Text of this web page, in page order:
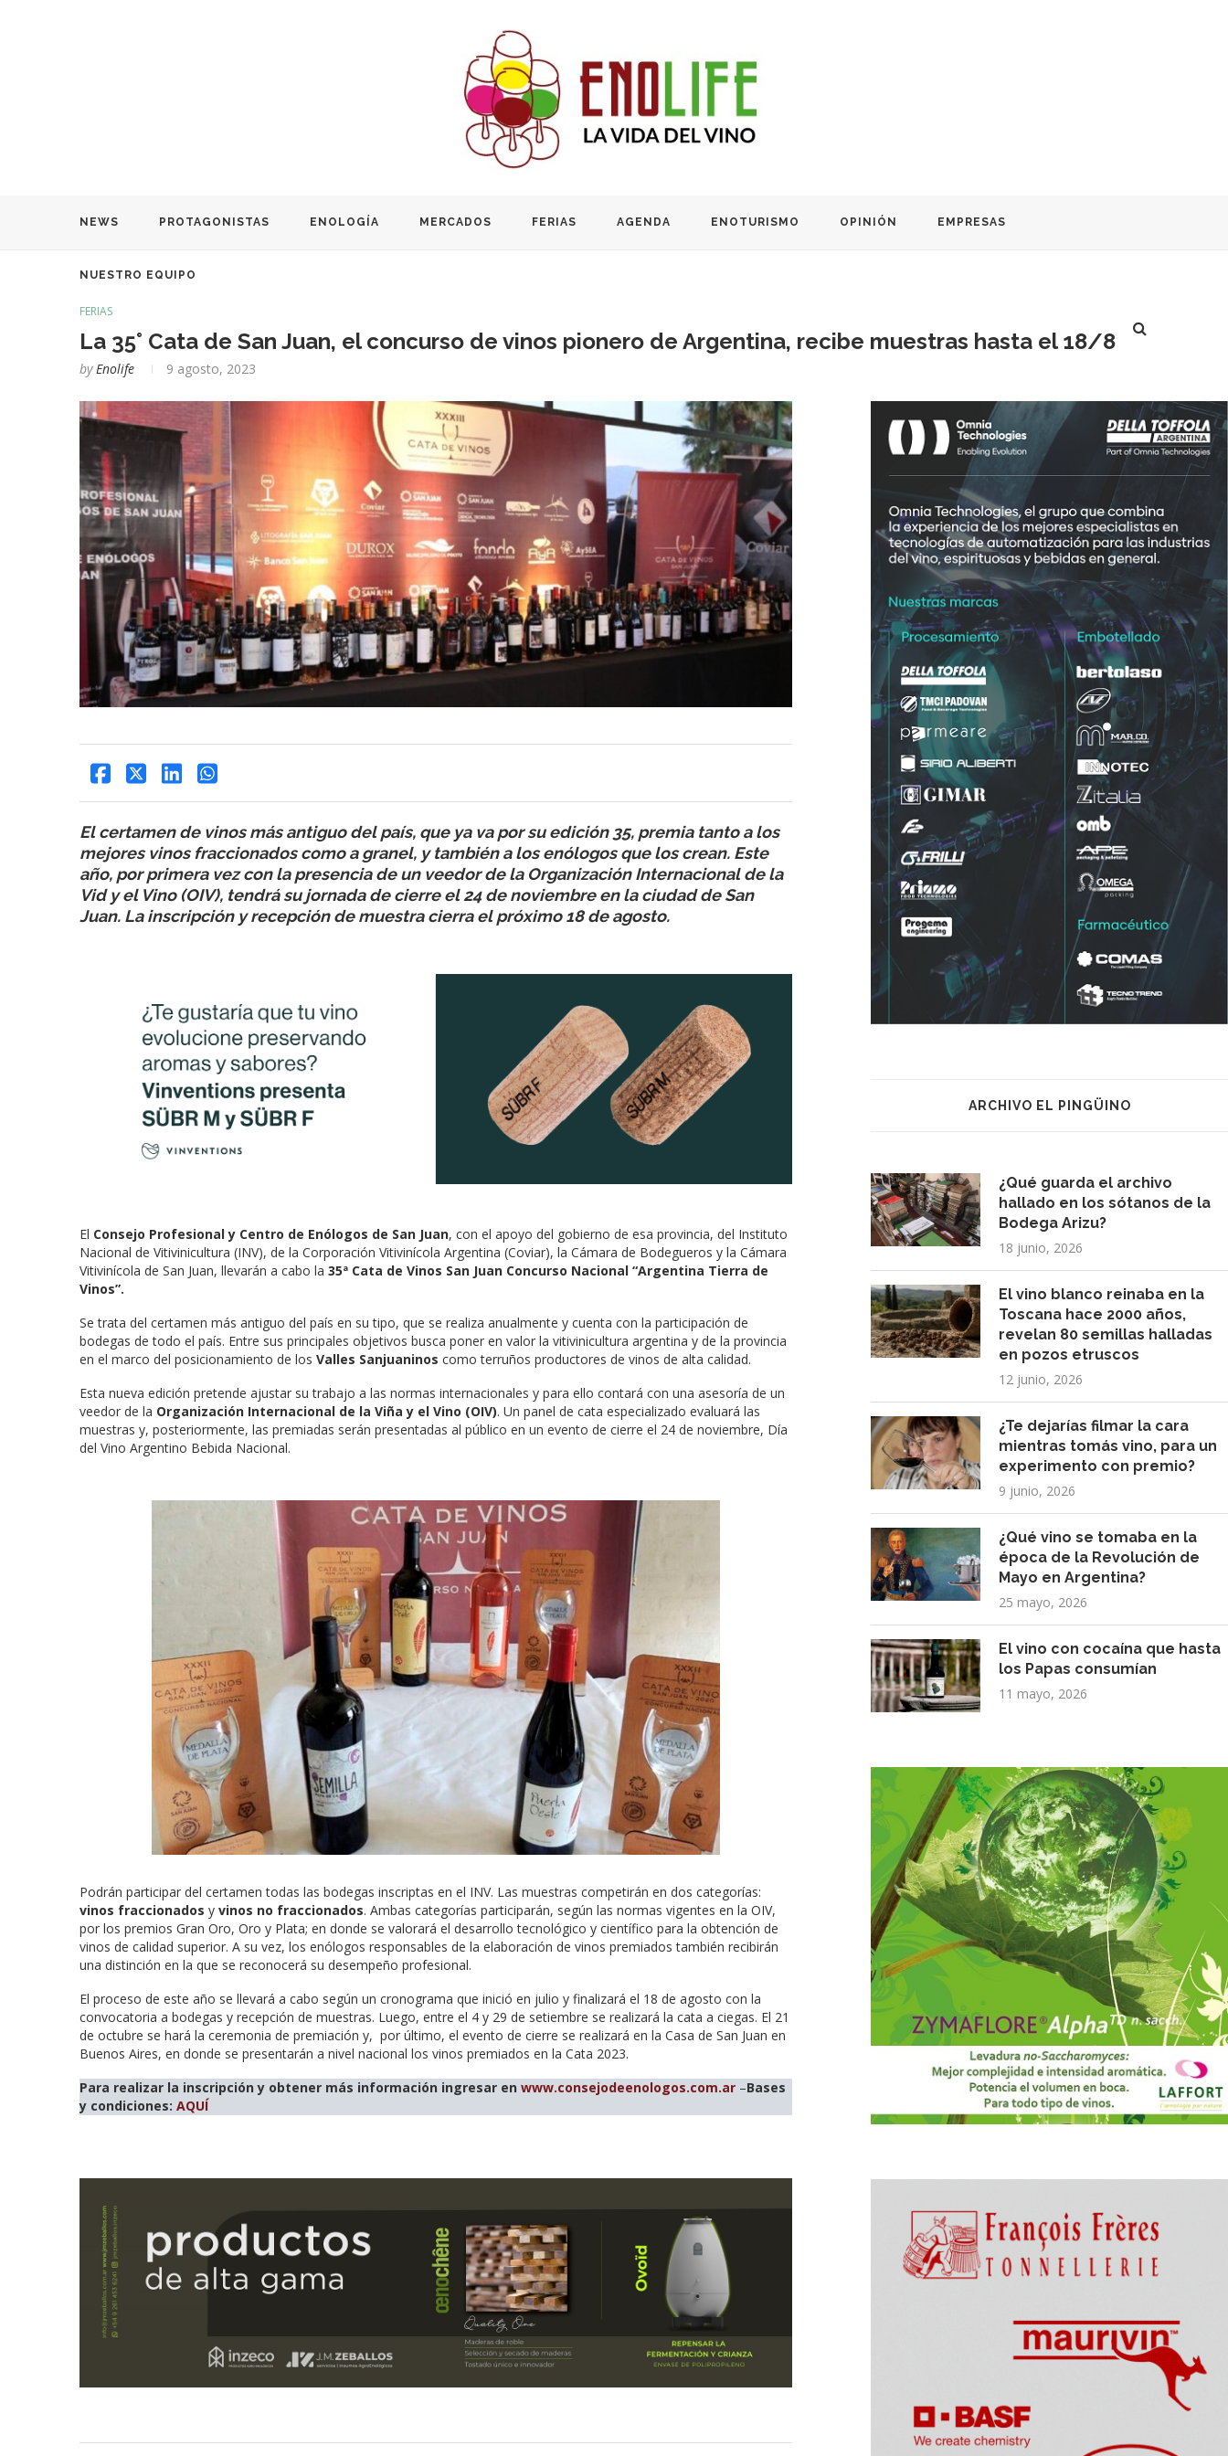
NEWS PROTAGONISTAS ENOLOGÍA MERCADOS FERIAS AGENDA ENOTURISMO OPINIÓN EMPRESAS
NUESTRO EQUIPO
FERIAS
La 35° Cata de San Juan, el concurso de vinos pionero de Argentina, recibe muestras hasta el 18/8
by Enolife 9 agosto, 2023
El certamen de vinos más antiguo del país, que ya va por su edición 35, premia tanto a los
mejores vinos fraccionados como a granel, y también a los enólogos que los crean. Este
año, por primera vez con la presencia de un veedor de la Organización Internacional de la
Vid y el Vino (OIV), tendrá su jornada de cierre el 24 de noviembre en la ciudad de San
Juan. La inscripción y recepción de muestra cierra el próximo 18 de agosto.
El Consejo Profesional y Centro de Enólogos de San Juan, con el apoyo del gobierno de esa provincia, del Instituto
Nacional de Vitivinicultura (INV), de la Corporación Vitivinícola Argentina (Coviar), la Cámara de Bodegueros y la Cámara
Vitivinícola de San Juan, llevarán a cabo la 35ª Cata de Vinos San Juan Concurso Nacional “Argentina Tierra de
Vinos”.
Se trata del certamen más antiguo del país en su tipo, que se realiza anualmente y cuenta con la participación de
bodegas de todo el país. Entre sus principales objetivos busca poner en valor la vitivinicultura argentina y de la provincia
en el marco del posicionamiento de los Valles Sanjuaninos como terruños productores de vinos de alta calidad.
Esta nueva edición pretende ajustar su trabajo a las normas internacionales y para ello contará con una asesoría de un
veedor de la Organización Internacional de la Viña y el Vino (OIV). Un panel de cata especializado evaluará las
muestras y, posteriormente, las premiadas serán presentadas al público en un evento de cierre el 24 de noviembre, Día
del Vino Argentino Bebida Nacional.
Podrán participar del certamen todas las bodegas inscriptas en el INV. Las muestras competirán en dos categorías:
vinos fraccionados y vinos no fraccionados. Ambas categorías participarán, según las normas vigentes en la OIV,
por los premios Gran Oro, Oro y Plata; en donde se valorará el desarrollo tecnológico y científico para la obtención de
vinos de calidad superior. A su vez, los enólogos responsables de la elaboración de vinos premiados también recibirán
una distinción en la que se reconocerá su desempeño profesional.
El proceso de este año se llevará a cabo según un cronograma que inició en julio y finalizará el 18 de agosto con la
convocatoria a bodegas y recepción de muestras. Luego, entre el 4 y 29 de setiembre se realizará la cata a ciegas. El 21
de octubre se hará la ceremonia de premiación y, por último, el evento de cierre se realizará en la Casa de San Juan en
Buenos Aires, en donde se presentarán a nivel nacional los vinos premiados en la Cata 2023.
Para realizar la inscripción y obtener más información ingresar en www.consejodeenologos.com.ar –Bases
y condiciones: AQUÍ
ARCHIVO EL PINGÜINO
¿Qué guarda el archivo
hallado en los sótanos de la
Bodega Arizu?
18 junio, 2026
El vino blanco reinaba en la
Toscana hace 2000 años,
revelan 80 semillas halladas
en pozos etruscos
12 junio, 2026
¿Te dejarías filmar la cara
mientras tomás vino, para un
experimento con premio?
9 junio, 2026
¿Qué vino se tomaba en la
época de la Revolución de
Mayo en Argentina?
25 mayo, 2026
El vino con cocaína que hasta
los Papas consumían
11 mayo, 2026